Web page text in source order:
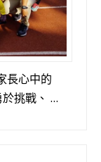
長心中的
挑戰、 …